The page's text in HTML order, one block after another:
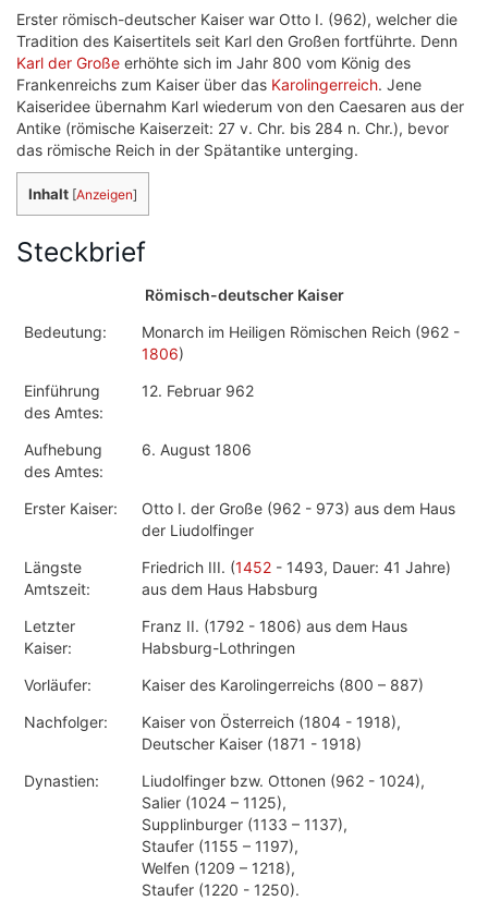
Erster römisch-deutscher Kaiser war Otto I. (962), welcher die
Tradition des Kaisertitels seit Karl den Großen fortführte. Denn
Karl der Große erhöhte sich im Jahr 800 vom König des
Frankenreichs zum Kaiser über das Karolingerreich. Jene
Kaiseridee übernahm Karl wiederum von den Caesaren aus der
Antike (römische Kaiserzeit: 27 v. Chr. bis 284 n. Chr.), bevor
das römische Reich in der Spätantike unterging.
Inhalt [Anzeigen]
Steckbrief
Römisch-deutscher Kaiser
Bedeutung:
Monarch im Heiligen Römischen Reich (962 -
1806)
Einführung
des Amtes:
12. Februar 962
Aufhebung
des Amtes:
6. August 1806
Erster Kaiser:
Otto I. der Große (962 - 973) aus dem Haus
der Liudolfinger
Längste
Amtszeit:
Friedrich III. (1452 - 1493, Dauer: 41 Jahre)
aus dem Haus Habsburg
Letzter
Kaiser:
Franz II. (1792 - 1806) aus dem Haus
Habsburg-Lothringen
Vorläufer:
Kaiser des Karolingerreichs (800 – 887)
Nachfolger:
Kaiser von Österreich (1804 - 1918),
Deutscher Kaiser (1871 - 1918)
Dynastien:
Liudolfinger bzw. Ottonen (962 - 1024),
Salier (1024 – 1125),
Supplinburger (1133 – 1137),
Staufer (1155 – 1197),
Welfen (1209 – 1218),
Staufer (1220 - 1250).